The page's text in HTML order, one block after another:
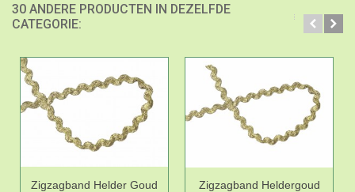
30 ANDERE PRODUCTEN IN DEZELFDE
CATEGORIE:
Zigzagband Helder Goud
Zigzagband Heldergoud